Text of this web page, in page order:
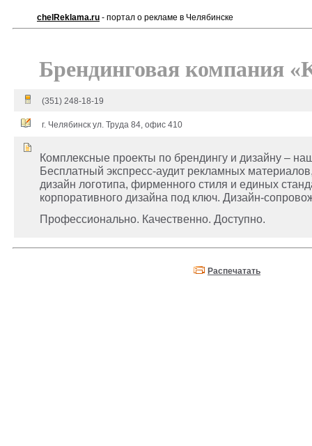
chelReklama.ru - портал о рекламе в Челябинске
Брендинговая компания
(351) 248-18-19
г. Челябинск ул. Труда 84, офис 410
Комплексные проекты по брендингу и дизайну –
Бесплатный экспресс-аудит рекламных материалов,
дизайн логотипа, фирменного стиля и единых
корпоративного дизайна под ключ. Дизайн-
Профессионально. Качественно. Доступно.
Распечатать